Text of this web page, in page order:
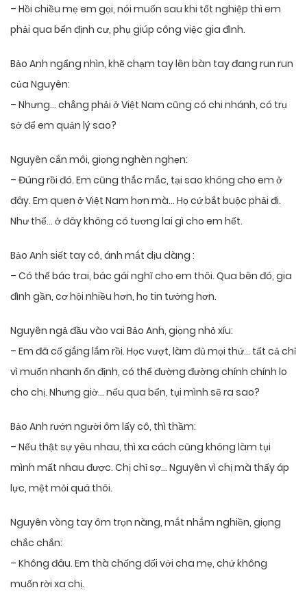
– Hồi chiều mẹ em gọi, nói muốn sau khi tốt nghiệp thì em
phải qua bển định cư, phụ giúp công việc gia đình.
Bảo Anh ngẩng nhìn, khẽ chạm tay lên bàn tay đang run run
của Nguyên:
– Nhưng… chẳng phải ở Việt Nam cũng có chi nhánh, có trụ
sở để em quản lý sao?
Nguyên cắn môi, giọng nghèn nghẹn:
– Đúng rồi đó. Em cũng thắc mắc, tại sao không cho em ở
đây. Em quen ở Việt Nam hơn mà… Họ cứ bắt buộc phải đi.
Như thể… ở đây không có tương lai gì cho em hết.
Bảo Anh siết tay cô, ánh mắt dịu dàng :
– Có thể bác trai, bác gái nghĩ cho em thôi. Qua bên đó, gia
đình gần, cơ hội nhiều hơn, họ tin tưởng hơn.
Nguyên ngả đầu vào vai Bảo Anh, giọng nhỏ xíu:
– Em đã cố gắng lắm rồi. Học vượt, làm đủ mọi thứ… tất cả chỉ
vì muốn nhanh ổn định, có thể đường đường chính chính lo
cho chị. Nhưng giờ… nếu qua bển, tụi mình sẽ ra sao?
Bảo Anh rướn người ôm lấy cô, thì thầm:
– Nếu thật sự yêu nhau, thì xa cách cũng không làm tụi
mình mất nhau được. Chị chỉ sợ… Nguyên vì chị mà thấy áp
lực, mệt mỏi quá thôi.
Nguyên vòng tay ôm trọn nàng, mắt nhắm nghiền, giọng
chắc chắn:
– Không đâu. Em thà chống đối với cha mẹ, chứ không
muốn rời xa chị.